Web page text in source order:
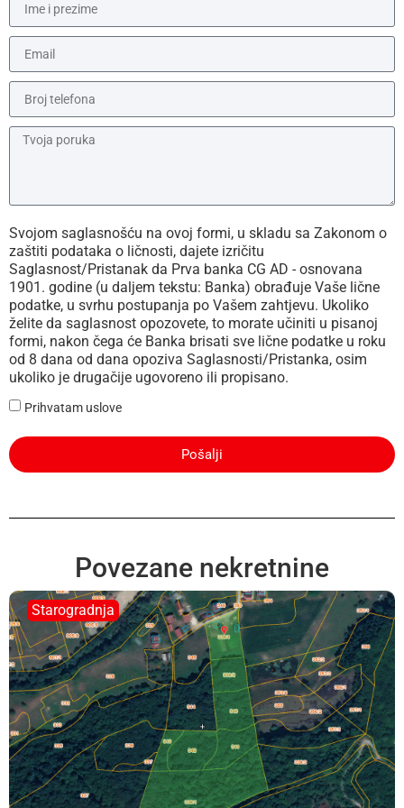
Svojom saglasnošću na ovoj formi, u skladu sa Zakonom o
zaštiti podataka o ličnosti, dajete izričitu
Saglasnost/Pristanak da Prva banka CG AD - osnovana
1901. godine (u daljem tekstu: Banka) obrađuje Vaše lične
podatke, u svrhu postupanja po Vašem zahtjevu. Ukoliko
želite da saglasnost opozovete, to morate učiniti u pisanoj
formi, nakon čega će Banka brisati sve lične podatke u roku
od 8 dana od dana opoziva Saglasnosti/Pristanka, osim
ukoliko je drugačije ugovoreno ili propisano.
Prihvatam uslove
Pošalji
Povezane nekretnine
Starogradnja